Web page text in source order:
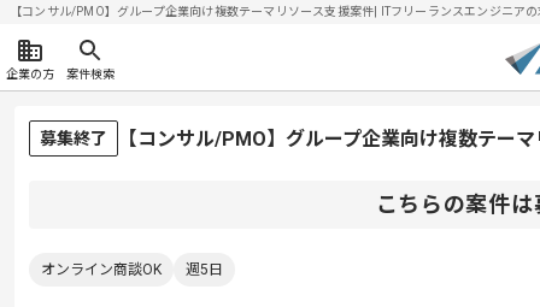
【コンサル/PMO】グループ企業向け複数テーマリソース支援案件| ITフリーランスエンジニ
企業の方 案件検索
募集終了 【コンサル/PMO】グループ企業向け複数テー
こちらの案件
オンライン商談OK 週5日